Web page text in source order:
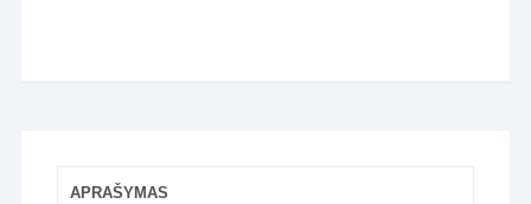
APRAŠYMAS